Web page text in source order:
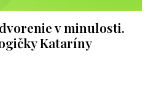
v minulosti.
Kataríny